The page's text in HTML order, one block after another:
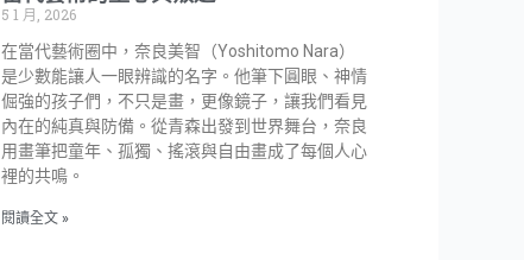
5 1 月, 2026
在當代藝術圈中，奈良美智（Yoshitomo Nara）
是少數能讓人一眼辨識的名字。他筆下圓眼、神情
倔強的孩子們，不只是畫，更像鏡子，讓我們看見
內在的純真與防備。從青森出發到世界舞台，奈良
用畫筆把童年、孤獨、搖滾與自由畫成了每個人心
裡的共鳴。
閱讀全文 »